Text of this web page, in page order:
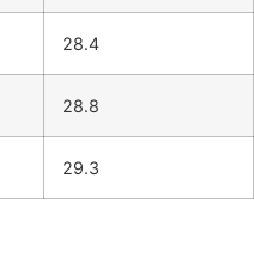
28.4
28.8
29.3